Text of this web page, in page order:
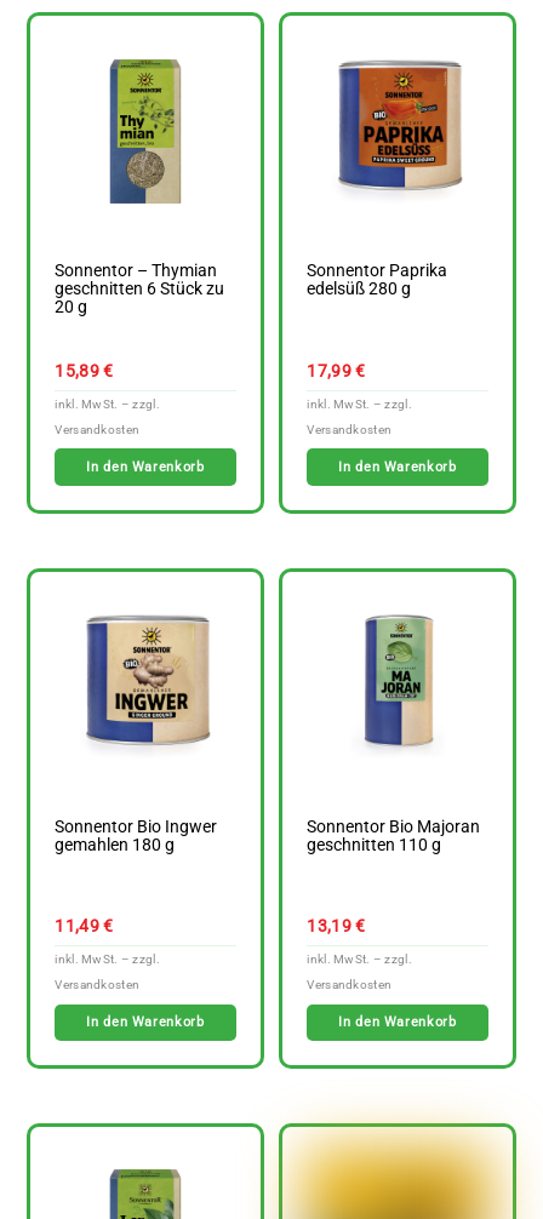
Sonnentor – Thymian
geschnitten 6 Stück zu
20 g
15,89€
In den Warenkorb
Sonnentor Paprika
edelsüß 280 g
17,99€
In den Warenkorb
Sonnentor Bio Ingwer
gemahlen 180 g
11,49€
In den Warenkorb
Sonnentor Bio Majoran
geschnitten 110 g
13,19€
In den Warenkorb